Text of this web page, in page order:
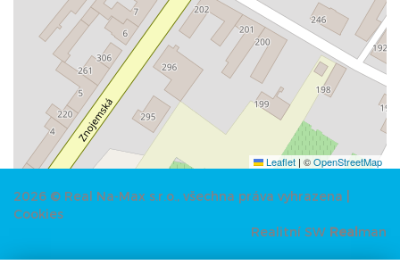
Leaflet | ©OpenStreetMap
2026 © Real Na-Max s.r.o., všechna práva vyhrazena |
Cookies
Realitní SW Realman